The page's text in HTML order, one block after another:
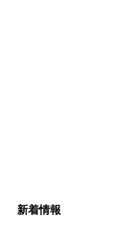
新着情報